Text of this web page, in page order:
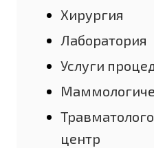
Хирургия
Лаборатория
Услуги
центр